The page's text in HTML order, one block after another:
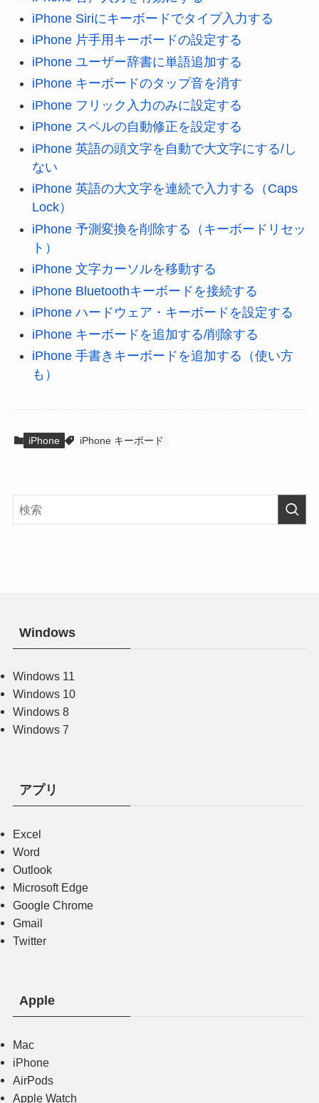
iPhone Siriにキーボードでタイプ入力する
iPhone 片手用キーボードの設定する
iPhone ユーザー辞書に単語追加する
iPhone キーボードのタップ音を消す
iPhone フリック入力のみに設定する
iPhone スペルの自動修正を設定する
iPhone 英語の頭文字を自動で大文字にする/し
ない
iPhone 英語の大文字を連続で入力する（Caps
Lock）
iPhone 予測変換を削除する（キーボードリセッ
ト）
iPhone 文字カーソルを移動する
iPhone Bluetoothキーボードを接続する
iPhone ハードウェア・キーボードを設定する
iPhone キーボードを追加する/削除する
iPhone 手書きキーボードを追加する（使い方
も）
iPhone iPhone キーボード
Windows
Windows 11
Windows 10
Windows 8
Windows 7
アプリ
Excel
Word
Outlook
Microsoft Edge
Google Chrome
Gmail
Twitter
Apple
Mac
iPhone
AirPods
Apple Watch